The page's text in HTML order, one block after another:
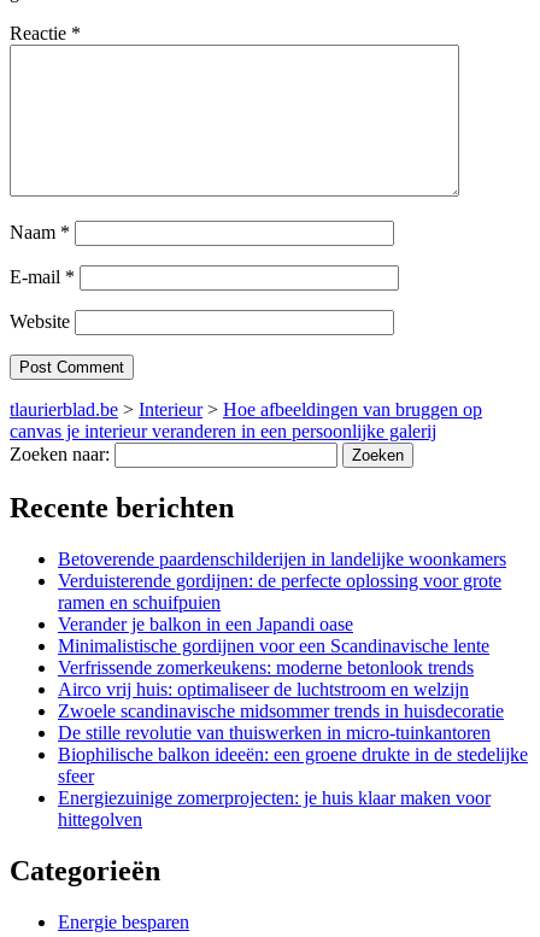
Reactie *
Naam *
E-mail *
Website
tlaurierblad.be > Interieur> Hoe afbeeldingen van bruggen op
canvas je interieur veranderen in een persoonlijke galerij
Zoeken naar:
Recente berichten
Betoverende paardenschilderijen in landelijke woonkamers
Verduisterende gordijnen: de perfecte oplossing voor grote
ramen en schuifpuien
Verander je balkon in een Japandi oase
Minimalistische gordijnen voor een Scandinavische lente
Verfrissende zomerkeukens: moderne betonlook trends
Airco vrij huis: optimaliseer de luchtstroom en welzijn
Zwoele scandinavische midsommer trends in huisdecoratie
De stille revolutie van thuiswerken in micro-tuinkantoren
Biophilische balkon ideeën: een groene drukte in de stedelijke
sfeer
Energiezuinige zomerprojecten: je huis klaar maken voor
hittegolven
Categorieën
Energie besparen